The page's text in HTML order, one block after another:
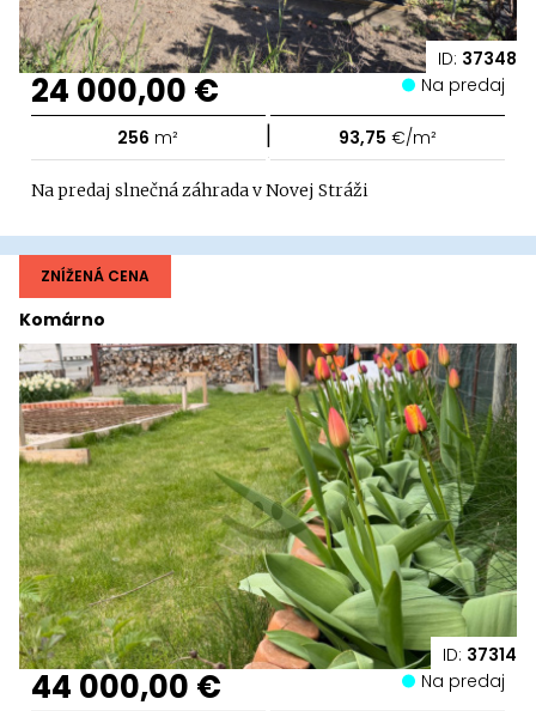
ID: 37348
24 000,00 € Na predaj
256 m² | 93,75 €/m²
Na predaj slnečná záhrada v Novej Stráži
ID: 37314
Komárno
ZNÍŽENÁ CENA
44 000,00 € Na predaj